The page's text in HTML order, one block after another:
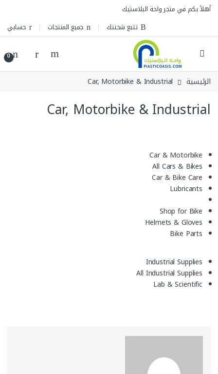
Skip to navigation
Skip to content
أهلاً بكم في متجر واحة البلاستيك
تتبع شحنتك
جميع المنتجات حسابي
0
الرئيسية Car, Motorbike & Industrial
Car, Motorbike & Industrial
Car & Motorbike
All Cars & Bikes
Car & Bike Care
Lubricants
Shop for Bike
Helmets & Gloves
Bike Parts
Industrial Supplies
All Industrial Supplies
Lab & Scientific